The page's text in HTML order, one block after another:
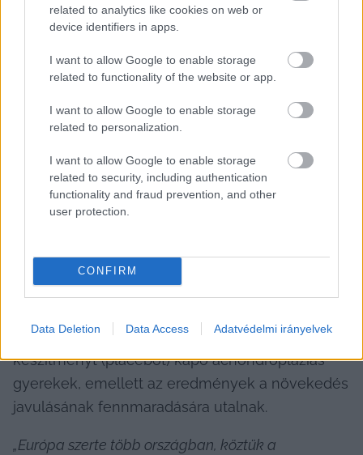
related to analytics like cookies on web or
device identifiers in apps.
I want to allow Google to enable storage
related to functionality of the website or app.
I want to allow Google to enable storage
related to personalization.
I want to allow Google to enable storage
related to security, including authentication
functionality and fraud prevention, and other
user protection.
CONFIRM
Data Deletion Data Access Adatvédelmi irányelvek
Boti és Bettina a közgyűlésben/ Fotó: Hraskó István, KecsUP Hírek
Majd kitért a 2021-ben az életükbe érkezett
megírtuk, a vizsgálatok azt mutatták, hogy
Voxzogo-val kezelt gyermekek körülbelül 1,57
kezelés egy éve alatt, mint a hatóanyag nélküli
készítményt (placebót) kapó achondropláziás
gyerekek, emellett az eredmények a növekedés
javulásának fennmaradására utalnak.
„Európa szerte több országban, köztük a